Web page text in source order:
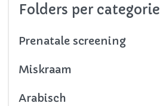
Folders per categorie
Prenatale screening
Miskraam
Arabisch